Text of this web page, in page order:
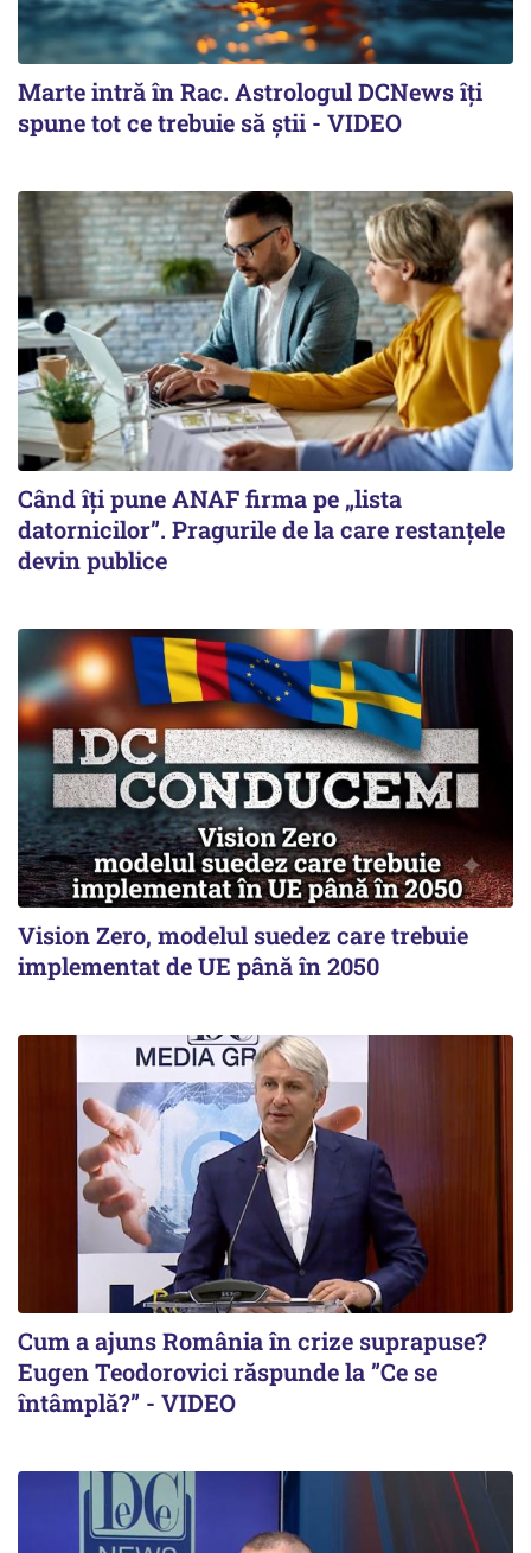
Marte intră în Rac. Astrologul DCNews îți
spune tot ce trebuie să știi - VIDEO
Când îți pune ANAF firma pe „lista
datornicilor”. Pragurile de la care restanțele
devin publice
Vision Zero, modelul suedez care trebuie
implementat de UE până în 2050
Cum a ajuns România în crize suprapuse?
Eugen Teodorovici răspunde la ”Ce se
întâmplă?” - VIDEO